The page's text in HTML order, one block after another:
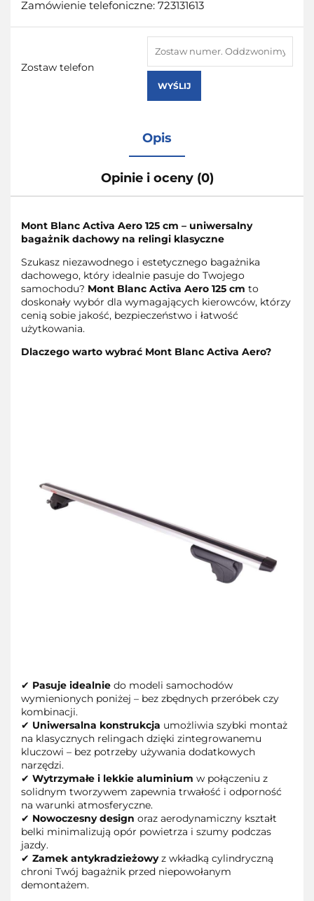
Zamówienie telefoniczne: 723131613
Zostaw telefon
WYŚLIJ
Opis
Opinie i oceny (0)
Mont Blanc Activa Aero 125 cm – uniwersalny
bagażnik dachowy na relingi klasyczne
Szukasz niezawodnego i estetycznego bagażnika
dachowego, który idealnie pasuje do Twojego
samochodu? Mont Blanc Activa Aero 125 cm to
doskonały wybór dla wymagających kierowców, którzy
cenią sobie jakość, bezpieczeństwo i łatwość
użytkowania.
Dlaczego warto wybrać Mont Blanc Activa Aero?
✔ Pasuje idealnie do modeli samochodów
wymienionych poniżej – bez zbędnych przeróbek czy
kombinacji.
✔ Uniwersalna konstrukcja umożliwia szybki montaż
na klasycznych relingach dzięki zintegrowanemu
kluczowi – bez potrzeby używania dodatkowych
narzędzi.
✔ Wytrzymałe i lekkie aluminium w połączeniu z
solidnym tworzywem zapewnia trwałość i odporność
na warunki atmosferyczne.
✔ Nowoczesny design oraz aerodynamiczny kształt
belki minimalizują opór powietrza i szumy podczas
jazdy.
✔ Zamek antykradzieżowyz wkładką cylindryczną
chroni Twój bagażnik przed niepowołanym
demontażem.